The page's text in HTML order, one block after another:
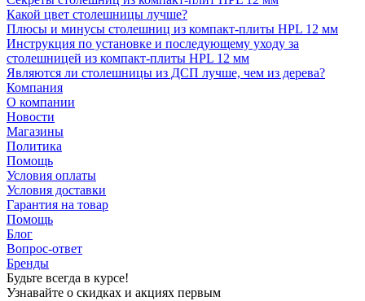
Какой цвет столешницы лучше?
Плюсы и минусы столешниц из компакт-плиты HPL 12 мм
Инструкция по установке и последующему уходу за
столешницей из компакт-плиты HPL 12 мм
Являются ли столешницы из ДСП лучше, чем из дерева?
Компания
О компании
Новости
Магазины
Политика
Помощь
Условия оплаты
Условия доставки
Гарантия на товар
Помощь
Блог
Вопрос-ответ
Бренды
Будьте всегда в курсе!
Узнавайте о скидках и акциях первым